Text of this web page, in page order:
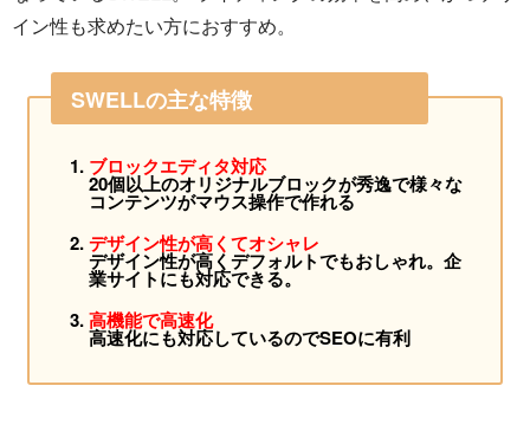
イン性も求めたい方におすすめ。
SWELLの主な特徴
ブロックエディタ対応
20個以上のオリジナルブロックが秀逸で様々な
コンテンツがマウス操作で作れる
デザイン性が高くてオシャレ
デザイン性が高くデフォルトでもおしゃれ。企
業サイトにも対応できる。
高機能で高速化
高速化にも対応しているのでSEOに有利